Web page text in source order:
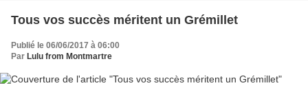
Tous vos succès méritent un Grémillet
Publié le 06/06/2017 à 06:00
Par Lulu from Montmartre